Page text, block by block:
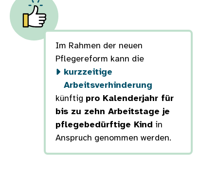
Im Rahmen der neuen
Pflegereform kann die
kurzzeitige
Arbeitsverhinderung
künftig pro Kalenderjahr für
bis zu zehn Arbeitstage je
pflegebedürftige Kind in
Anspruch genommen werden.